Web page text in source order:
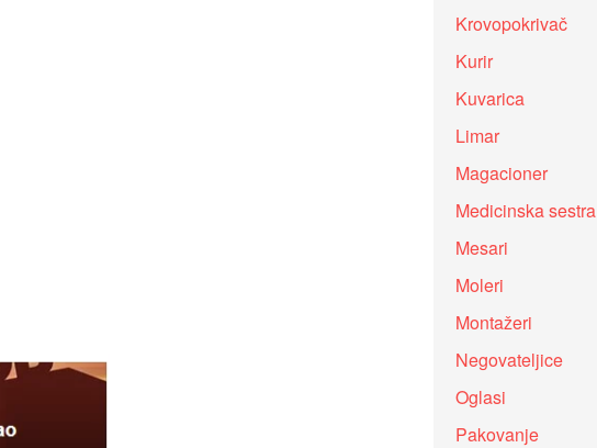
Krovopokrivač
Kurir
Kuvarica
Limar
Magacioner
Medicinska sestra
Mesari
Moleri
Montažeri
Negovateljice
Oglasi
Pakovanje